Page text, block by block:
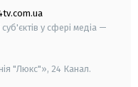
у сфері медіа —
"Люкс"», 24 Канал.